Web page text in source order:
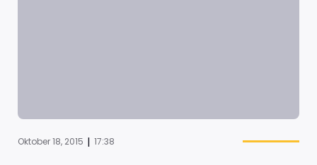
Oktober 18, 2015 | 17:38